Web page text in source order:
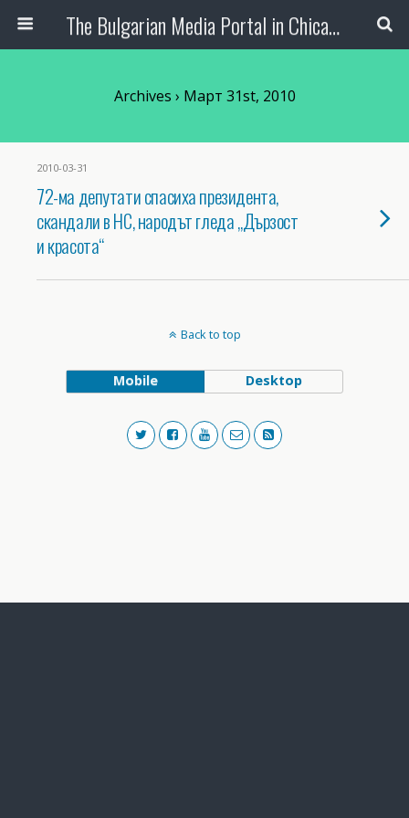
The Bulgarian Media Portal in Chicago
Archives › Март 31st, 2010
2010-03-31
72-ма депутати спасиха президента,
скандали в НС, народът гледа „Дързост
и красота“
Back to top
Mobile Desktop